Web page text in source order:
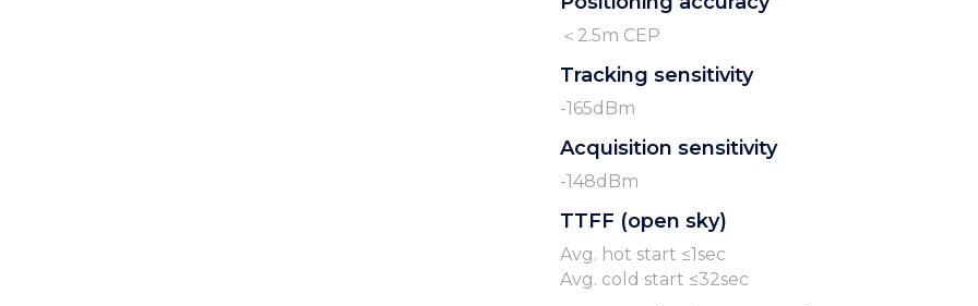
＜2.5m CEP
Tracking sensitivity
-165dBm
Acquisition sensitivity
-148dBm
TTFF (open sky)
Avg. hot start ≤1sec
Avg. cold start ≤32sec